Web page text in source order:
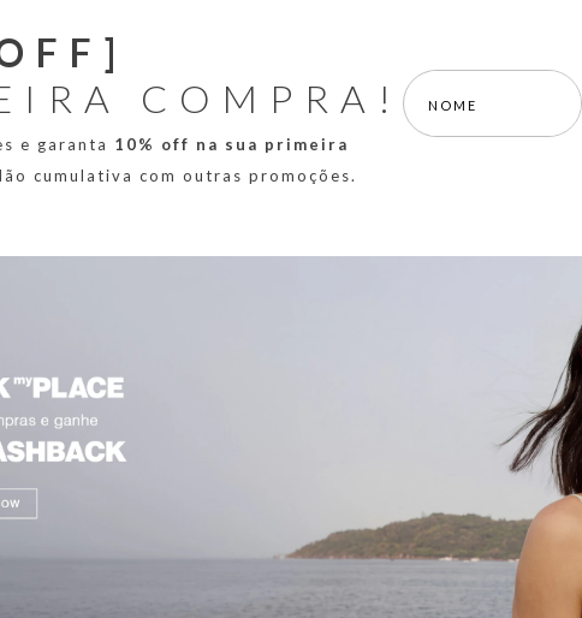
COMPRA!
e garanta 10% off na sua primeira
cumulativa com outras promoções.